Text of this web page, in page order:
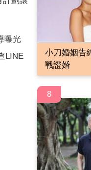
曝光
LINE
小刀婚姻告
戰證婚
8